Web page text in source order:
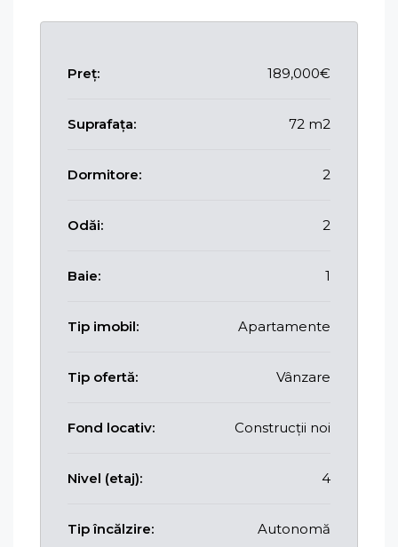
Preț: 189,000€
Suprafața: 72 m2
Dormitore: 2
Odăi: 2
Baie: 1
Tip imobil: Apartamente
Tip ofertă: Vânzare
Fond locativ: Construcții noi
Nivel (etaj): 4
Tip încălzire: Autonomă